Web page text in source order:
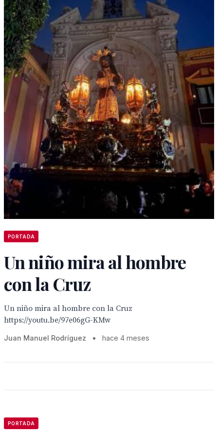
PORTADA
Un niño mira al hombre
con la Cruz
Un niño mira al hombre con la Cruz
https://youtu.be/97e06gG-KMw
Juan Manuel Rodríguez • hace 4 meses
PORTADA